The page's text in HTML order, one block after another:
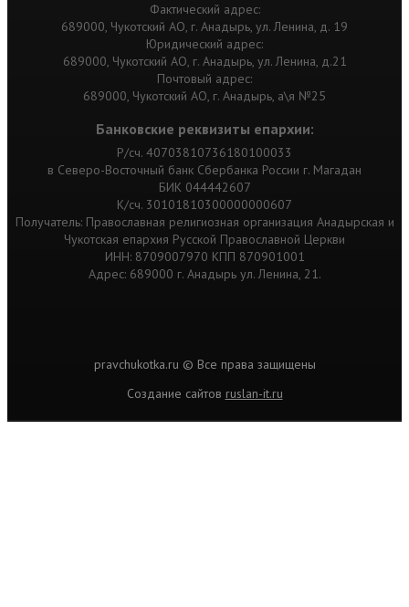
Фактический адрес:
689000, Чукотский АО, г. Анадырь, ул. Ленина, д. 19
Юридический адрес:
689000, Чукотский АО, г. Анадырь, ул. Ленина, д.21
Почтовый адрес:
689000, Чукотский АО, г. Анадырь, а\я №25
Банковские реквизиты епархии:
Р/сч. 40703810736180100033
в Северо-Восточный банк Сбербанка России г. Магадан
БИК 044442607
К/сч. 30101810300000000607
Получатель: Православная религиозная организация Анадырская и
Чукотская епархия Русской Православной Церкви
ИНН: 8709007970 КПП 870901001
Адрес: 689000 г. Анадырь ул. Ленина, 21.
pravchukotka.ru © Все права защищены
Cоздание сайтов ruslan-it.ru